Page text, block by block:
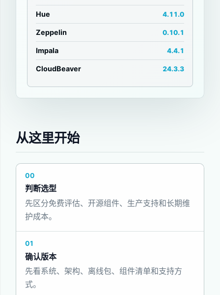
Hue 4.11.0
Zeppelin 0.10.1
Impala 4.4.1
CloudBeaver 24.3.3
从这里开始
00
判断选型
先区分免费评估、开源组件、生产支持和长期维
护成本。
01
确认版本
先看系统、架构、离线包、组件清单和支持方
式。